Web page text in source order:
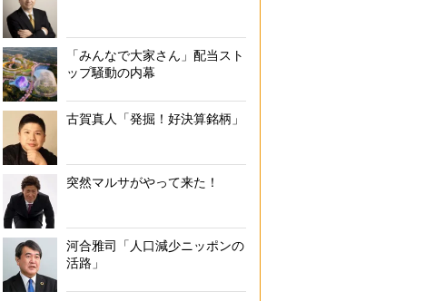
「みんなで大家さん」配当スト
ップ騒動の内幕
古賀真人「発掘！好決算銘柄」
突然マルサがやって来た！
河合雅司「人口減少ニッポンの
活路」